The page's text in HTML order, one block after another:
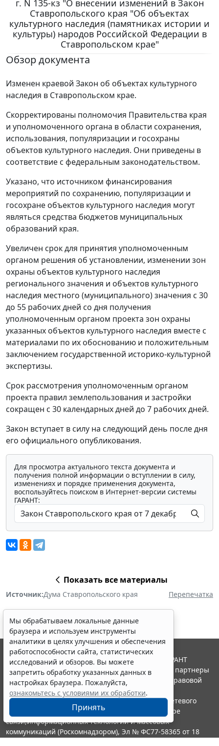
г. N 135-кз "О внесении изменений в Закон
Ставропольского края "Об объектах
культурного наследия (памятниках истории и
культуры) народов Российской Федерации в
Ставропольском крае"
Обзор документа
Изменен краевой Закон об объектах культурного
наследия в Ставропольском крае.
Скорректированы полномочия Правительства края
и уполномоченного органа в области сохранения,
использования, популяризации и госохраны
объектов культурного наследия. Они приведены в
соответствие с федеральным законодательством.
Указано, что источником финансирования
мероприятий по сохранению, популяризации и
госохране объектов культурного наследия могут
являться средства бюджетов муниципальных
образований края.
Увеличен срок для принятия уполномоченным
органом решения об установлении, изменении зон
охраны объектов культурного наследия
регионального значения и объектов культурного
наследия местного (муниципального) значения с 30
до 55 рабочих дней со дня получения
уполномоченным органом проекта зон охраны
указанных объектов культурного наследия вместе с
материалами по их обоснованию и положительным
заключением государственной историко-культурной
экспертизы.
Срок рассмотрения уполномоченным органом
проекта правил землепользования и застройки
сокращен с 30 календарных дней до 7 рабочих дней.
Закон вступает в силу на следующий день после дня
его официального опубликования.
Для просмотра актуального текста документа и
получения полной информации о вступлении в силу,
изменениях и порядке применения документа,
воспользуйтесь поиском в Интернет-версии системы
ГАРАНТ:
Показать все материалы
Источник:Дума Ставропольского края Перепечатка
Мы обрабатываем локальные данные
браузера и используем инструменты
аналитики в целях улучшения и обеспечения
работоспособности сайта, статистических
исследований и обзоров. Вы можете
запретить обработку указанных данных в
настройках браузера. Пожалуйста,
ознакомьтесь с условиями их обработки.
Принять
© ООО "НПП "ГАРАНТ-СЕРВИС", 2026. Система ГАРАНТ
выпускается с 1990 года. Компания "Гарант" и ее партнеры
являются участниками Российской ассоциации правовой
информации ГАРАНТ.
Портал ГАРАНТ.РУ зарегистрирован в качестве сетевого
издания Федеральной службой по надзору в сфере
связи,информационных технологий и массовых
коммуникаций (Роскомнадзором), Эл № ФС77-58365 от 18